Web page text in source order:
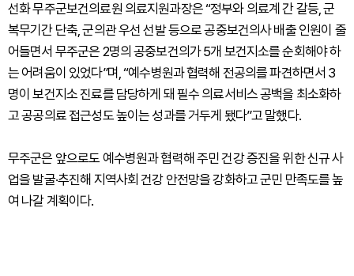
선화 무주군보건의료원 의료지원과장은 “정부와 의료계 간 갈등, 군
복무기간 단축, 군의관 우선 선발 등으로 공중보건의사 배출 인원이 줄
어들면서 무주군은 2명의 공중보건의가 5개 보건지소를 순회해야 하
는 어려움이 있었다”며, “예수병원과 협력해 전공의를 파견하면서 3
명이 보건지소 진료를 담당하게 돼 필수 의료서비스 공백을 최소화하
고 공공의료 접근성도 높이는 성과를 거두게 됐다”고 말했다.
무주군은 앞으로도 예수병원과 협력해 주민 건강 증진을 위한 신규 사
업을 발굴·추진해 지역사회 건강 안전망을 강화하고 군민 만족도를 높
여 나갈 계획이다.